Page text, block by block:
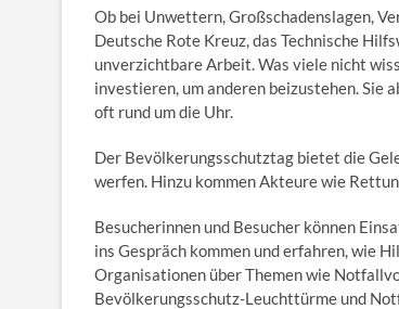
Ob bei Unwettern, Großschadenslagen,
Deutsche Rote Kreuz, das Technische
unverzichtbare Arbeit. Was viele nicht
investieren, um anderen beizustehen. Sie
oft rund um die Uhr.
Der Bevölkerungsschutztag bietet die
werfen. Hinzu kommen Akteure wie
Besucherinnen und Besucher können
ins Gespräch kommen und erfahren, wie
Organisationen über Themen wie
Bevölkerungsschutz-Leuchttürme und